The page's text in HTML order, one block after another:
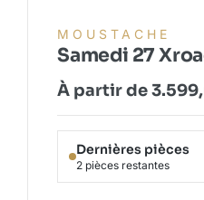
MOUSTACHE
Samedi 27
À partir de
Dernières pièces
2 pièces restantes